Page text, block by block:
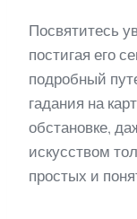
Посвятитесь
постигая его
подробный
гадания на
обстановке,
искусством
простых и